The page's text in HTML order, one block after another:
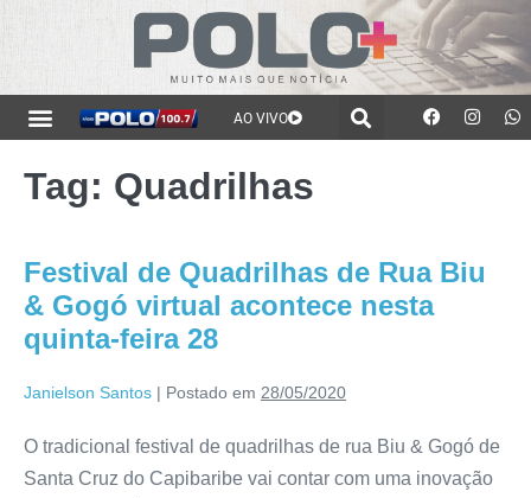
AO VIVO
Tag: Quadrilhas
Festival de Quadrilhas de Rua Biu
& Gogó virtual acontece nesta
quinta-feira 28
Janielson Santos | Postado em 28/05/2020
O tradicional festival de quadrilhas de rua Biu & Gogó de
Santa Cruz do Capibaribe vai contar com uma inovação